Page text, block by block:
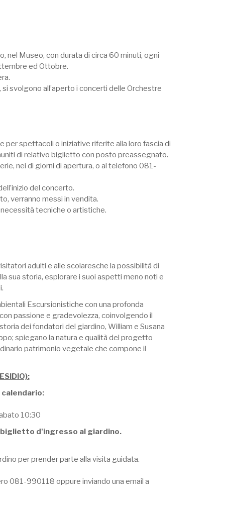
nel Museo, con durata di circa 60 minuti, ogni
ed Ottobre.
svolgono all’aperto i concerti delle Orchestre
per spettacoli o iniziative riferite alla loro fascia di
di relativo biglietto con posto preassegnato.
nei di giorni di apertura, o al telefono 081-
del concerto.
verranno messi in vendita.
tecniche o artistiche.
adulti e alle scolaresche la possibilità di
sua storia, esplorare i suoi aspetti meno noti e
Escursionistiche con una profonda
passione e gradevolezza, coinvolgendo il
dei fondatori del giardino, William e Susana
spiegano la natura e qualità del progetto
patrimonio vegetale che compone il
10:30
d'ingresso al giardino.
per prender parte alla visita guidata.
081-990118 oppure inviando una email a